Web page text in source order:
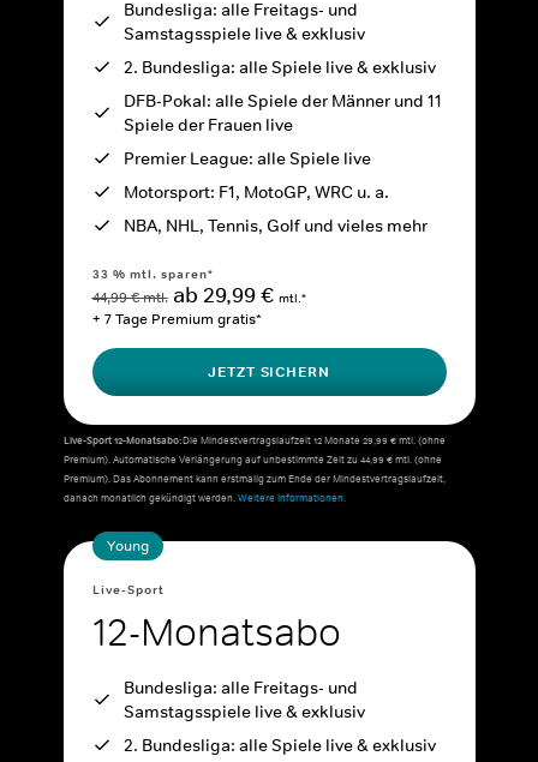
Bundesliga: alle Freitags- und
Samstagsspiele live & exklusiv
2. Bundesliga: alle Spiele live & exklusiv
DFB-Pokal: alle Spiele der Männer und 11
Spiele der Frauen live
Premier League: alle Spiele live
Motorsport: F1, MotoGP, WRC u. a.
NBA, NHL, Tennis, Golf und vieles mehr
33 % mtl. sparen*
44,99 € mtl. ab 29,99 € mtl.*
+ 7 Tage Premium gratis*
JETZT SICHERN
Live-Sport 12-Monatsabo:Die Mindestvertragslaufzeit 12 Monate 29,99 € mtl. (ohne
Premium). Automatische Verlängerung auf unbestimmte Zeit zu 44,99 € mtl. (ohne
Premium). Das Abonnement kann erstmalig zum Ende der Mindestvertragslaufzeit,
danach monatlich gekündigt werden.Weitere Informationen.
Young
Live-Sport
12-Monatsabo
Bundesliga: alle Freitags- und
Samstagsspiele live & exklusiv
2. Bundesliga: alle Spiele live & exklusiv